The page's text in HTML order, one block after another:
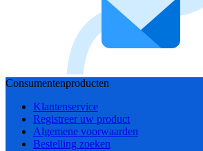
Consumentenproducten
Klantenservice
Registreer uw product
Algemene voorwaarden
Bestelling zoeken